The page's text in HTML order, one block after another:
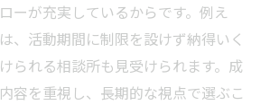
ーが充実しているからです。例え
、活動期間に制限を設けず納得いく
られる相談所も見受けられます。成
容を重視し、長期的な視点で選ぶこ